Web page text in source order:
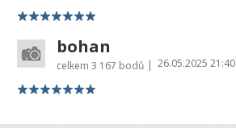
bohan
celkem 3 167 bodů | 26.05.2025 21:40